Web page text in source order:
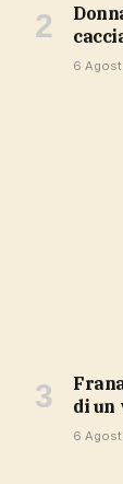
Donna di 43 anni accoltellata a Crema, è
6
Frana in valle Aurina, 120 evacuati a causa
di un
6